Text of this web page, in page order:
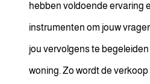
hebben voldoende ervaring
instrumenten om jouw
jou vervolgens te
woning. Zo wordt de verkoop